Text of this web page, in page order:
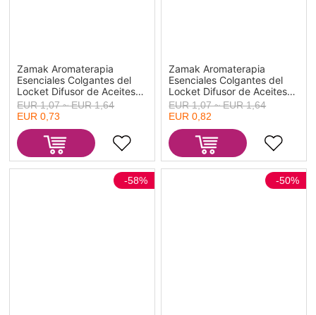
Zamak Aromaterapia
Esenciales Colgantes del
Locket Difusor de Aceites
Ronda Tono de Plata Papá
Noel Navidad Tallado Base
Camafeo (Apta 30mm)
44mm x 32mm, 1 Unidad
EUR 1,07 ~ EUR 1,64
EUR 0,73
Zamak Aromaterapia
Esenciales Colgantes del
Locket Difusor de Aceites
Ronda Plata Antigua
Corazón Tallado Base
Camafeo (Apta 25mm)
55mm x 27mm, 1 Unidad
EUR 1,07 ~ EUR 1,64
EUR 0,82
-58% -50%